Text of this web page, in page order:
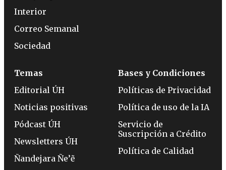
Interior
Correo Semanal
Sociedad
Temas
Editorial ÚH
Noticias positivas
Pódcast ÚH
Newsletters ÚH
Ñandejara Ñe’ẽ
Bases y Condiciones
Políticas de Privacidad
Política de uso de la IA
Servicio de
Suscripción a Crédito
Política de Calidad